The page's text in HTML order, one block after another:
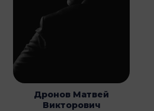
Дронов Матвей
Викторович